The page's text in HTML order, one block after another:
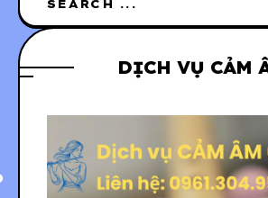
DỊCH VỤ CẢM